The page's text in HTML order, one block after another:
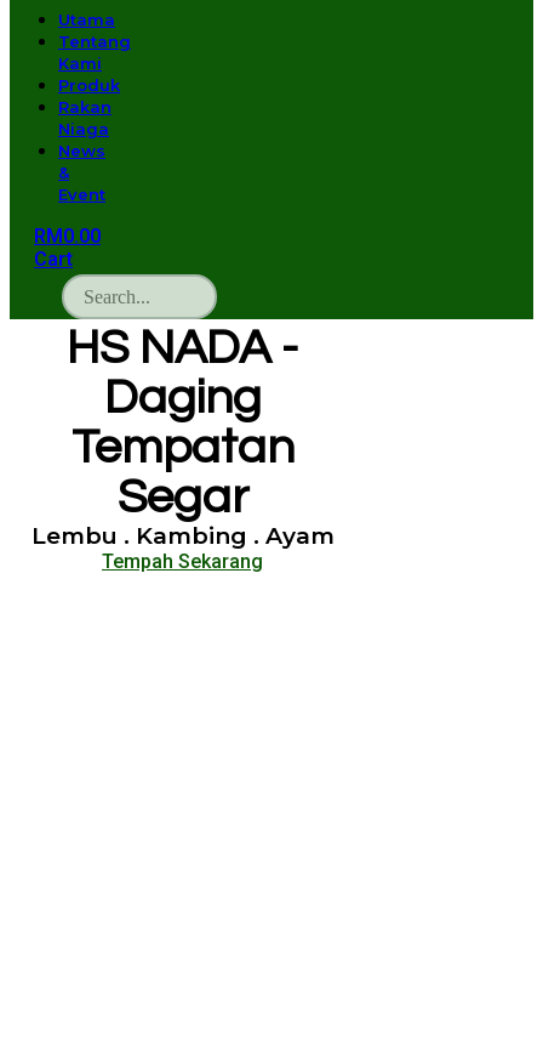
Utama
Tentang
Kami
Produk
Rakan
Niaga
News
&
Event
RM0.00
Cart
HS NADA -
Daging
Tempatan
Segar
Lembu . Kambing . Ayam
Tempah Sekarang